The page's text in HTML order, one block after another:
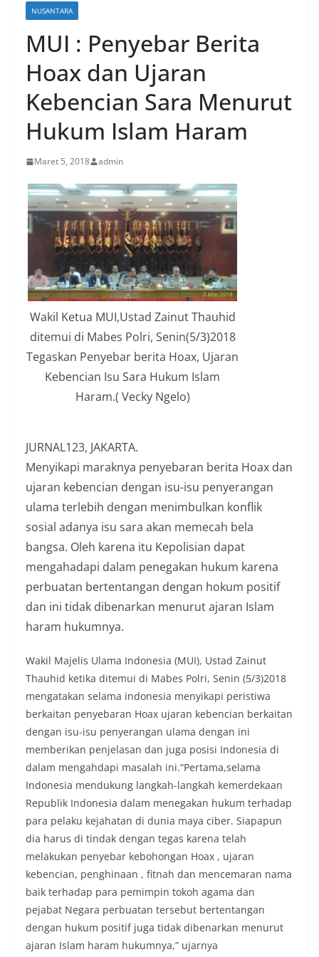
NUSANTARA
MUI : Penyebar Berita
Hoax dan Ujaran
Kebencian Sara Menurut
Hukum Islam Haram
Maret 5, 2018 admin
Wakil Ketua MUI,Ustad Zainut Thauhid
ditemui di Mabes Polri, Senin(5/3)2018
Tegaskan Penyebar berita Hoax, Ujaran
Kebencian Isu Sara Hukum Islam
Haram.( Vecky Ngelo)
JURNAL123, JAKARTA.
Menyikapi maraknya penyebaran berita Hoax dan
ujaran kebencian dengan isu-isu penyerangan
ulama terlebih dengan menimbulkan konflik
sosial adanya isu sara akan memecah bela
bangsa. Oleh karena itu Kepolisian dapat
mengahadapi dalam penegakan hukum karena
perbuatan bertentangan dengan hokum positif
dan ini tidak dibenarkan menurut ajaran Islam
haram hukumnya.
Wakil Majelis Ulama Indonesia (MUI), Ustad Zainut
Thauhid ketika ditemui di Mabes Polri, Senin (5/3)2018
mengatakan selama indonesia menyikapi peristiwa
berkaitan penyebaran Hoax ujaran kebencian berkaitan
dengan isu-isu penyerangan ulama dengan ini
memberikan penjelasan dan juga posisi Indonesia di
dalam mengahdapi masalah ini.“Pertama,selama
Indonesia mendukung langkah-langkah kemerdekaan
Republik Indonesia dalam menegakan hukum terhadap
para pelaku kejahatan di dunia maya ciber. Siapapun
dia harus di tindak dengan tegas karena telah
melakukan penyebar kebohongan Hoax , ujaran
kebencian, penghinaan , fitnah dan mencemaran nama
baik terhadap para pemimpin tokoh agama dan
pejabat Negara perbuatan tersebut bertentangan
dengan hukum positif juga tidak dibenarkan menurut
ajaran Islam haram hukumnya,” ujarnya